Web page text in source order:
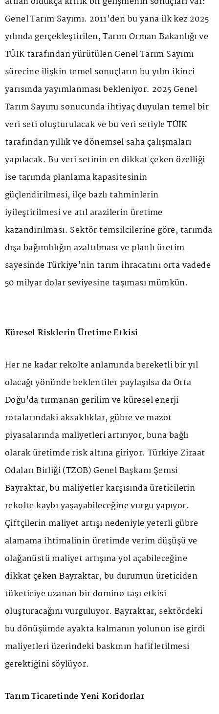
Genel Tarım Sayımı. 2011'den bu yana ilk kez 2025
yılında gerçekleştirilen, Tarım Orman Bakanlığı ve
TÜİK tarafından yürütülen Genel Tarım Sayımı
sürecine ilişkin temel sonuçların bu yılın ikinci
yarısında yayımlanması bekleniyor. 2025 Genel
Tarım Sayımı sonucunda ihtiyaç duyulan temel bir
veri seti oluşturulacak ve bu veri setiyle TÜİK
tarafından yıllık ve dönemsel saha çalışmaları
yapılacak. Bu veri setinin en dikkat çeken özelliği
ise tarımda planlama kapasitesinin
güçlendirilmesi, ilçe bazlı tahminlerin
iyileştirilmesi ve atıl arazilerin üretime
kazandırılması. Sektör temsilcilerine göre, tarımda
dışa bağımlılığın azaltılması ve planlı üretim
sayesinde Türkiye'nin tarım ihracatını orta vadede
50 milyar dolar seviyesine taşıması mümkün.
Küresel Risklerin Üretime Etkisi
Her ne kadar rekolte anlamında bereketli bir yıl
olacağı yönünde beklentiler paylaşılsa da Orta
Doğu'da tırmanan gerilim ve küresel enerji
rotalarındaki aksaklıklar, gübre ve mazot
piyasalarında maliyetleri artırıyor, buna bağlı
olarak üretimde risk altına giriyor. Türkiye Ziraat
Odaları Birliği (TZOB) Genel Başkanı Şemsi
Bayraktar, bu maliyetler karşısında üreticilerin
rekolte kaybı yaşayabileceğine vurgu yapıyor.
Çiftçilerin maliyet artışı nedeniyle yeterli gübre
alamama ihtimalinin üretimde verim düşüşü ve
olağanüstü maliyet artışına yol açabileceğine
dikkat çeken Bayraktar, bu durumun üreticiden
tüketiciye uzanan bir domino taşı etkisi
oluşturacağını vurguluyor. Bayraktar, sektördeki
bu dönüşümde ayakta kalmanın yolunun ise girdi
maliyetleri üzerindeki baskının hafifletilmesi
gerektiğini söylüyor.
Tarım Ticaretinde Yeni Koridorlar